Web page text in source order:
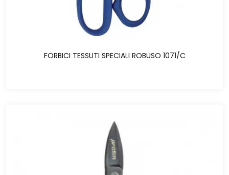
FORBICI TESSUTI SPECIALI ROBUSO 1071/C